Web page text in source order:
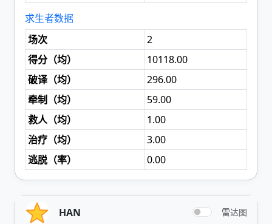
求生者数据
场次
2
得分（均）
10118.00
破译（均）
296.00
牵制（均）
59.00
救人（均）
1.00
治疗（均）
3.00
逃脱（率） 0.00
HAN 雷达图